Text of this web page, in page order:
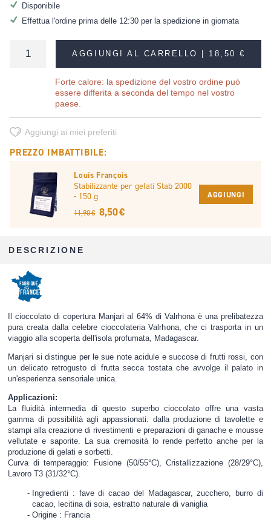
Disponibile
Effettua l'ordine prima delle 12:30 per la spedizione in giornata
AGGIUNGI AL CARRELLO | 18,50 €
Forte calore: la spedizione del vostro ordine può
essere differita a seconda del tempo nel vostro
paese.
Aggiungi ai miei preferiti
PREZZO IMBATTIBILE:
Louis François
Stabilizzante per gelati Stab 2000
- 150 g
11,90 € 8,50 €
AGGIUNGI
DESCRIZIONE
Il cioccolato di copertura Manjari al 64% di Valrhona è una prelibatezza
pura creata dalla celebre cioccolateria Valrhona, che ci trasporta in un
viaggio alla scoperta dell'isola profumata, Madagascar.
Manjari si distingue per le sue note acidule e succose di frutti rossi, con
un delicato retrogusto di frutta secca tostata che avvolge il palato in
un'esperienza sensoriale unica.
Applicazioni:
La fluidità intermedia di questo superbo cioccolato offre una vasta
gamma di possibilità agli appassionati: dalla produzione di tavolette e
stampi alla creazione di rivestimenti e preparazioni di ganache e mousse
vellutate e saporite. La sua cremosità lo rende perfetto anche per la
produzione di gelati e sorbetti.
Curva di temperaggio: Fusione (50/55°C), Cristallizzazione (28/29°C),
Lavoro T3 (31/32°C).
Ingredienti : fave di cacao del Madagascar, zucchero, burro di
cacao, lecitina di soia, estratto naturale di vaniglia
Origine : Francia